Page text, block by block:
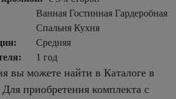
Ванная Гостинная Гардеробная
Спальня Кухня
Средняя
1 год
вы можете найти в Каталоге в
приобретения комплекта с